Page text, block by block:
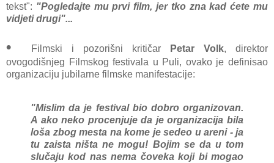
tekst": "Pogledajte mu prvi film, jer tko zna kad ćete mu
vidjeti drugi"...
• Filmski i pozorišni kritičar Petar Volk, direktor
ovogodišnjeg Filmskog festivala u Puli, ovako je definisao
organizaciju jubilarne filmske manifestacije:
"Mislim da je festival bio dobro organizovan.
A ako neko procenjuje da je organizacija bila
loša zbog mesta na kome je sedeo u areni - ja
tu zaista ništa ne mogu! Bojim se da u tom
slučaju kod nas nema čoveka koji bi mogao